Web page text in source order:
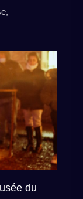
,
du